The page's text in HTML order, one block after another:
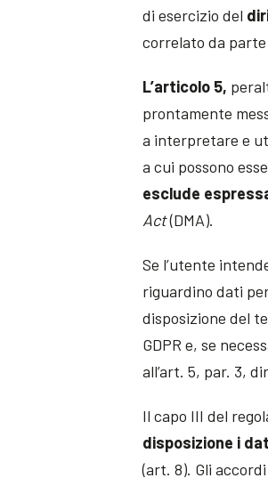
di esercizio del
correlato da parte
L’articolo 5,
prontamente
a interpretare e
a cui possono
esclude
Act(DMA).
Se l’utente
riguardino dati
disposizione del
GDPR e, se
all’art. 5, par. 3,
Il capo III del
disposizione i
(art. 8). Gli